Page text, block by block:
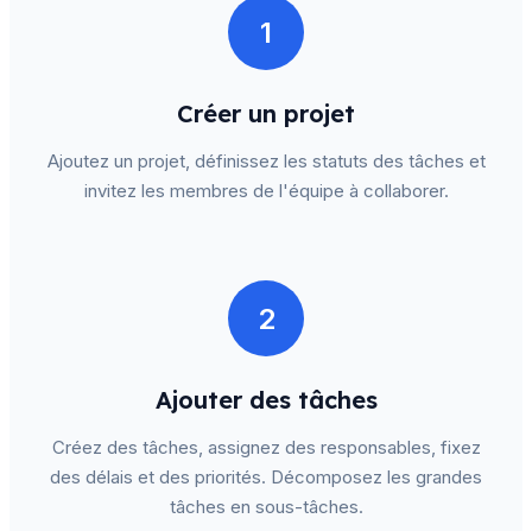
1
Créer un projet
Ajoutez un projet, définissez les statuts des tâches et
invitez les membres de l'équipe à collaborer.
2
Ajouter des tâches
Créez des tâches, assignez des responsables, fixez
des délais et des priorités. Décomposez les grandes
tâches en sous-tâches.